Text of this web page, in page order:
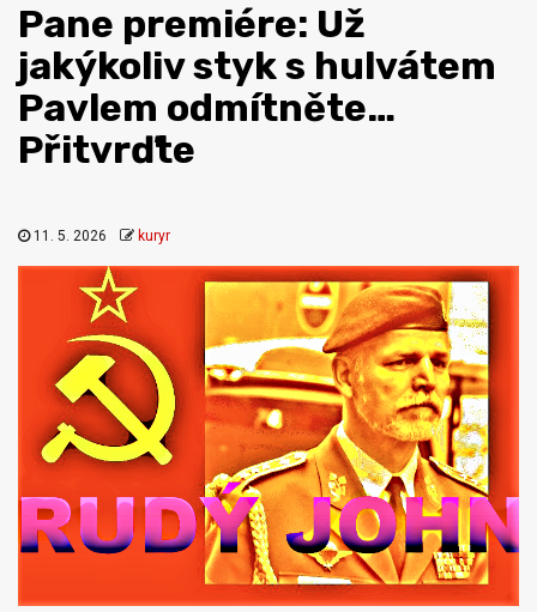
Pane premiére: Už
jakýkoliv styk s hulvátem
Pavlem odmítněte…
Přitvrďte
11. 5. 2026 kuryr